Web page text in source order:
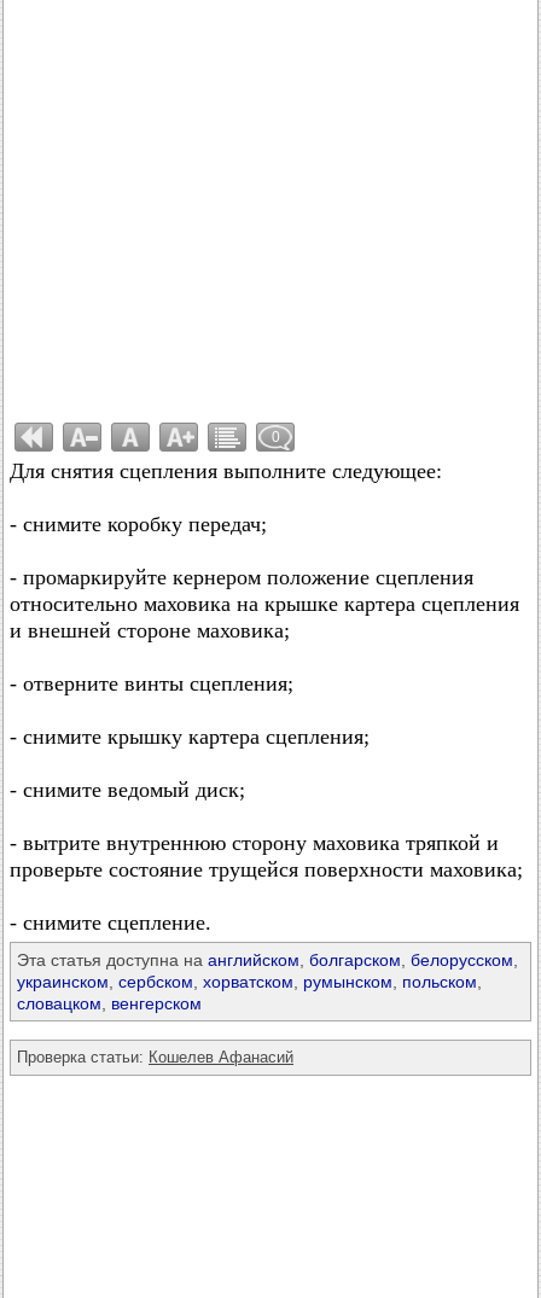
0
Для снятия сцепления выполните следующее:
- снимите коробку передач;
- промаркируйте кернером положение сцепления
относительно маховика на крышке картера сцепления
и внешней стороне маховика;
- отверните винты сцепления;
- снимите крышку картера сцепления;
- снимите ведомый диск;
- вытрите внутреннюю сторону маховика тряпкой и
проверьте состояние трущейся поверхности маховика;
- снимите сцепление.
Эта статья доступна на английском болгарском белорусском
украинском сербском хорватском румынском польском
словацком
венгерском
Проверка статьи: Кошелев Афанасий